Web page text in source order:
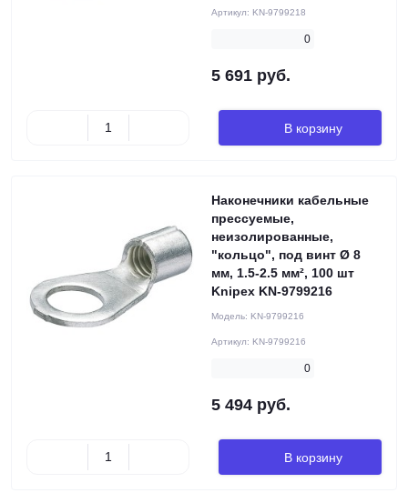
Артикул: KN-9799218
0
5 691 руб.
В корзину
Наконечники кабельные
прессуемые,
неизолированные,
"кольцо", под винт Ø 8
мм, 1.5-2.5 мм², 100 шт
Knipex KN-9799216
Модель: KN-9799216
Артикул: KN-9799216
0
5 494 руб.
В корзину